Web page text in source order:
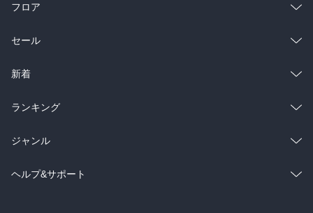
フロア
総合
ラノベ
雑誌・グラビア
BL・TL
セール
総合
ラノベ
雑誌・グラビア
BL・TL
新着
総合
ラノベ
雑誌・グラビア
ランキング
総合
ラノベ
ジャンル
コミック
ヘルプ&サポート